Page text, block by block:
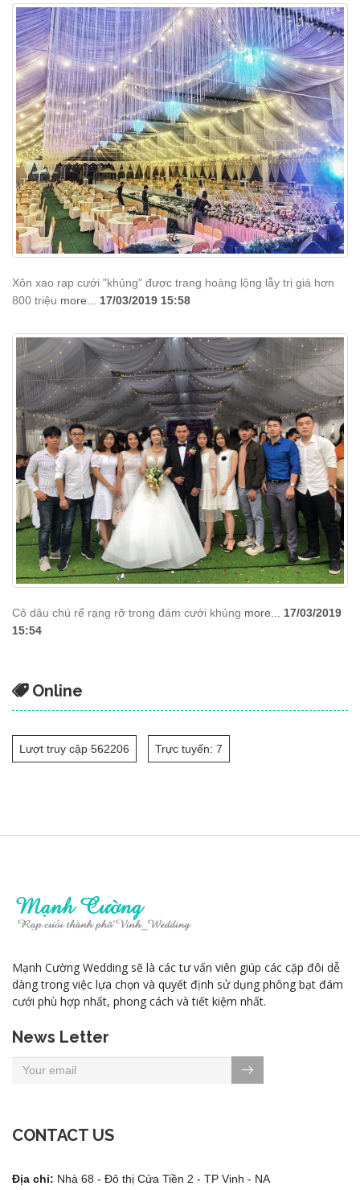
Xôn xao rạp cưới "khủng" được trang hoàng lộng lẫy trị giá hơn
800 triệu more... 17/03/2019 15:58
Cô dâu chú rể rạng rỡ trong đám cưới khủng more...
17/03/2019
15:54
Online
Lượt truy cập 562206 Trực tuyến: 7
Mạnh Cường Wedding sẽ là các tư vấn viên giúp các cặp đôi dễ
dàng trong việc lựa chọn và quyết định sử dụng phông bạt đám
cưới phù hợp nhất, phong cách và tiết kiệm nhất.
News Letter
CONTACT US
Địa chỉ: Nhà 68 - Đô thị Cửa Tiền 2 - TP Vinh - NA